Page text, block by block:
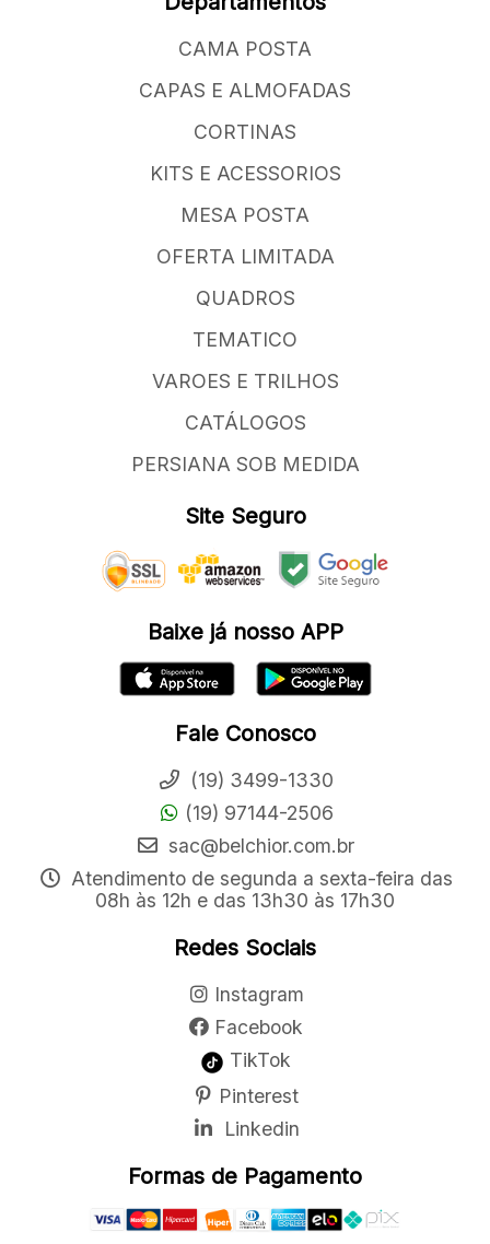
CAMA POSTA
CAPAS E ALMOFADAS
CORTINAS
KITS E ACESSORIOS
MESA POSTA
OFERTA LIMITADA
QUADROS
TEMATICO
VAROES E TRILHOS
CATÁLOGOS
PERSIANA SOB MEDIDA
Site Seguro
Baixe já nosso APP
Fale Conosco
(19) 3499-1330
(19) 97144-2506
sac@belchior.com.br
Atendimento de segunda a sexta-feira das
08h às 12h e das 13h30 às 17h30
Redes Sociais
Instagram
Facebook
TikTok
Pinterest
Linkedin
Formas de Pagamento